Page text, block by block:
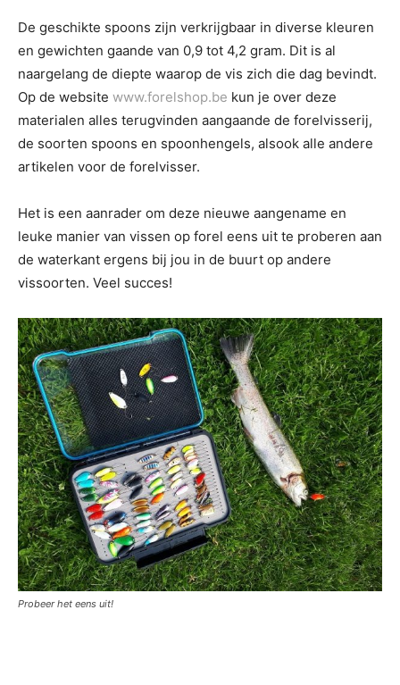
De geschikte spoons zijn verkrijgbaar in diverse kleuren
en gewichten gaande van 0,9 tot 4,2 gram. Dit is al
naargelang de diepte waarop de vis zich die dag bevindt.
Op de website www.forelshop.be kun je over deze
materialen alles terugvinden aangaande de forelvisserij,
de soorten spoons en spoonhengels, alsook alle andere
artikelen voor de forelvisser.
Het is een aanrader om deze nieuwe aangename en
leuke manier van vissen op forel eens uit te proberen aan
de waterkant ergens bij jou in de buurt op andere
vissoorten. Veel succes!
Probeer het eens uit!